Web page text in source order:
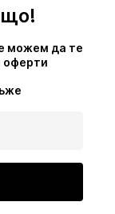
можем да те
оферти